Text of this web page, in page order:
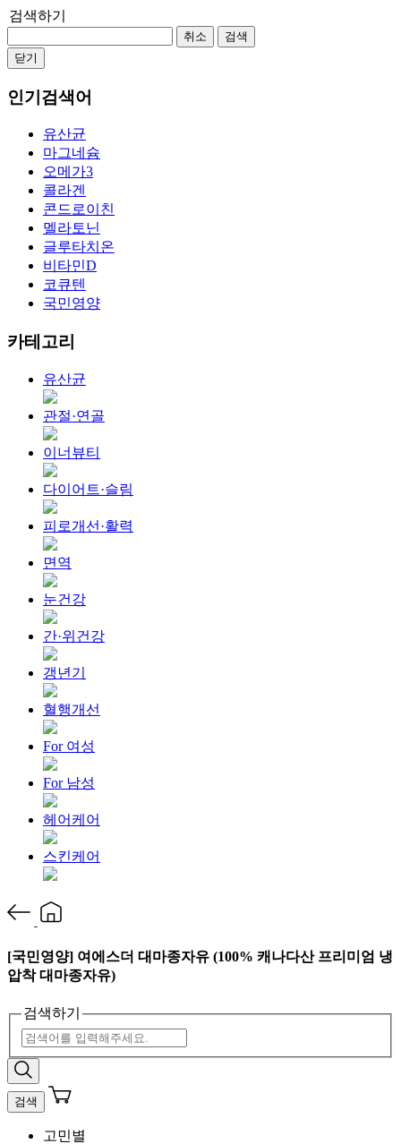
검색하기
취소
검색
닫기
인기검색어
유산균
마그네슘
오메가3
콜라겐
콘드로이친
멜라토닌
글루타치온
비타민D
코큐텐
국민영양
카테고리
유산균
관절·연골
이너뷰티
다이어트·슬림
피로개선·활력
면역
눈건강
간·위건강
갱년기
혈행개선
For 여성
For 남성
헤어케어
스킨케어
[국민영양] 여에스더 대마종자유 (100% 캐나다산 프리미엄 냉
압착 대마종자유)
검색하기
검색
고민별